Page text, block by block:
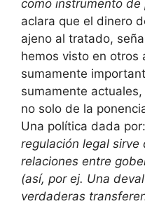
como instrumento de
aclara que el dinero
ajeno al tratado,
hemos visto en otros
sumamente
sumamente
no solo de la
Una política dada
regulación legal
relaciones entre
(así, por ej. Una
verdaderas